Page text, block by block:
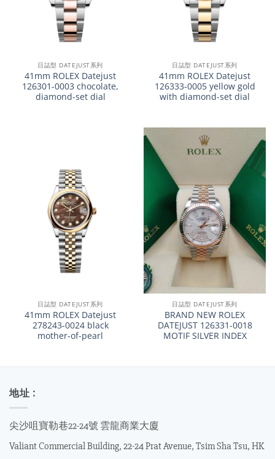
日誌型 DATEJUST系列
41mm ROLEX Datejust
126301-0003 chocolate,
diamond-set dial
日誌型 DATEJUST系列
41mm ROLEX Datejust
126333-0005 yellow gold
with diamond-set dial
日誌型 DATEJUST系列
41mm ROLEX Datejust
278243-0024 black
mother-of-pearl
日誌型 DATEJUST系列
BRAND NEW ROLEX
DATEJUST 126331-0018
MOTIF SILVER INDEX
地址 :
尖沙咀寶勒巷22-24號 雲龍商業大廈
Valiant Commercial Building, 22-24 Prat Avenue, Tsim Sha Tsu, HK